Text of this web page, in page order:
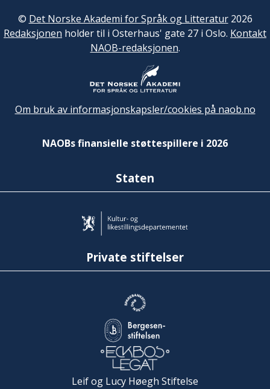
© Det Norske Akademi for Språk og Litteratur2026
Redaksjonen holder til i Osterhaus' gate 27 i Oslo. Kontakt
NAOB-redaksjonen.
Om bruk av informasjonskapsler/cookies på naob.no
NAOBs finansielle støttespillere i 2026
Staten
Private stiftelser
Leif og Lucy Høegh Stiftelse